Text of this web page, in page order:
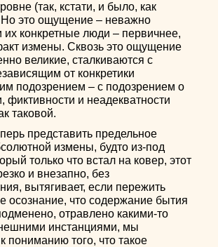
(так, кстати, и было, как
Но это ощущение – неважно
их конкретные люди – первичнее,
измены. Сквозь это ощущение
великие, сталкиваются с
от конкретики
подозрением – с подозрением о
фиктивности и неадекватности
таковой.
представить предельное
измены, будто из-под
только что встал на ковер, этот
и внезапно, без
вытягивает, если пережить
осознание, что содержание бытия
отравлено какими-то
инстанциями, мы
пониманию того, что такое